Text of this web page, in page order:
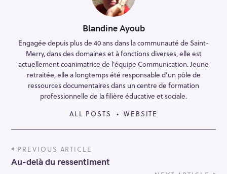
Blandine Ayoub
Engagée depuis plus de 40 ans dans la communauté de Saint-
Merry, dans des domaines et à fonctions diverses, elle est
actuellement coanimatrice de l'équipe Communication. Jeune
retraitée, elle a longtemps été responsable d’un pôle de
ressources documentaires dans un centre de formation
professionnelle de la filière éducative et sociale.
ALL POSTS
WEBSITE
P
o
s
PREVIOUS ARTICLE
Au-delà du ressentiment